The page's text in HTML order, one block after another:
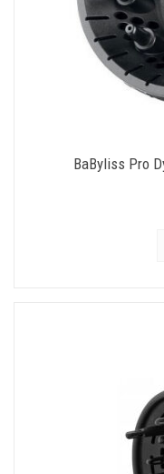
BaByliss Pro